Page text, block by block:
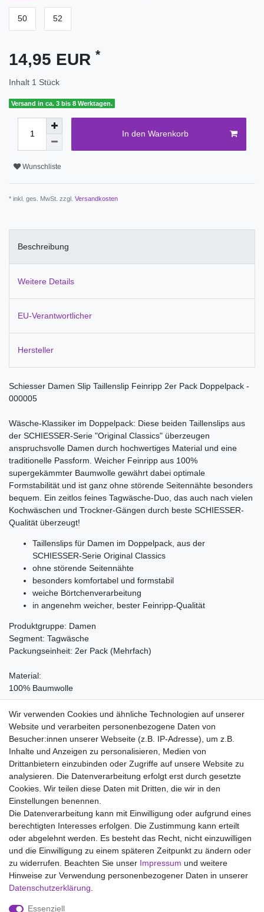
50 52
14,95 EUR *
Inhalt 1 Stück
Versand in ca. 3 bis 8 Werktagen.
In den Warenkorb
Wunschliste
* inkl. ges. MwSt. zzgl. Versandkosten
Beschreibung
Weitere Details
EU-Verantwortlicher
Hersteller
Schiesser Damen Slip Taillenslip Feinripp 2er Pack Doppelpack -
000005
Wäsche-Klassiker im Doppelpack: Diese beiden Taillenslips aus
der SCHIESSER-Serie "Original Classics" überzeugen
anspruchsvolle Damen durch hochwertiges Material und eine
traditionelle Passform. Weicher Feinripp aus 100%
supergekämmter Baumwolle gewährt dabei optimale
Formstabilität und ist ganz ohne störende Seitennähte besonders
bequem. Ein zeitlos feines Tagwäsche-Duo, das auch nach vielen
Kochwäschen und Trockner-Gängen durch beste SCHIESSER-
Qualität überzeugt!
Taillenslips für Damen im Doppelpack, aus der
SCHIESSER-Serie Original Classics
ohne störende Seitennähte
besonders komfortabel und formstabil
weiche Börtchenverarbeitung
in angenehm weicher, bester Feinripp-Qualität
Produktgruppe: Damen
Segment: Tagwäsche
Packungseinheit: 2er Pack (Mehrfach)
Material:
100% Baumwolle
Pflegehinweise:
Waschen bei 95°C, Nicht bleichen, Trockner (Stufe 1), Heiss
Bügeln (Stufe 3), Nicht chemisch reinigen
Wir liefern mit DHL (auch Samstags)
Kostenloser Versand
14 Tage Rückgaberecht
Impressum Daten­schutz­erklärung AGB
Wir verwenden Cookies und ähnliche Technologien auf unserer
Website und verarbeiten personenbezogene Daten von
Besucher:innen unserer Webseite (z.B. IP-Adresse), um z.B.
Inhalte und Anzeigen zu personalisieren, Medien von
Drittanbietern einzubinden oder Zugriffe auf unsere Website zu
analysieren. Die Datenverarbeitung erfolgt erst durch gesetzte
Cookies. Wir teilen diese Daten mit Dritten, die wir in den
Einstellungen benennen.
Die Datenverarbeitung kann mit Einwilligung oder aufgrund eines
berechtigten Interesses erfolgen. Die Zustimmung kann erteilt
oder abgelehnt werden. Es besteht das Recht, nicht einzuwilligen
und die Einwilligung zu einem späteren Zeitpunkt zu ändern oder
zu widerrufen. Beachten Sie unser Impressum und weitere
Hinweise zur Verwendung personenbezogener Daten in unserer
Daten­schutz­erklärung
Essenziell